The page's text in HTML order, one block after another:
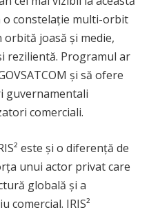
o constelație multi-orbit
orbită joasă și medie,
rezilientă. Programul ar
și să ofere
guvernamentali
comerciali.
este și o diferență de
unui actor privat care
globală și a
comercial. IRIS²